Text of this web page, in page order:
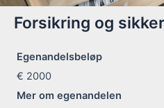
Forsikring og
Egenandelsbeløp
€ 2000
Mer om egenandelen